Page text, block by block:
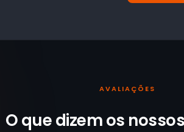
AVALIAÇÕES
O que dizem os nossos